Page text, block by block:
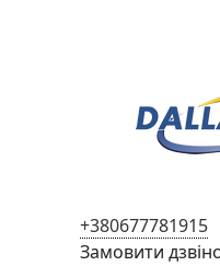
+380677781915
Замовити